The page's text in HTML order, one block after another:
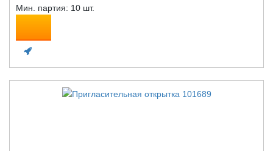
Мин. партия: 10 шт.